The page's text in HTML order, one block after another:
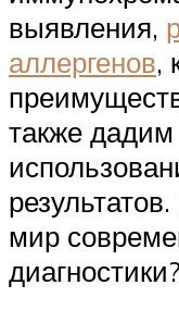
выявления,
аллергенов,
также
мир